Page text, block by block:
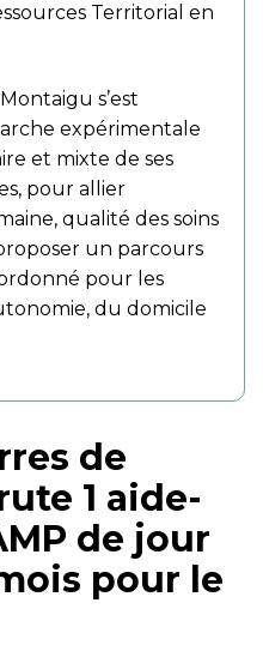
Territorial en
s’est
expérimentale
et mixte de ses
pour allier
qualité des soins
un parcours
pour les
du domicile
de
1 aide-
de jour
pour le